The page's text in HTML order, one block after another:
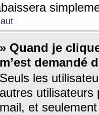
» Quand je
m’est demandé
Seuls les
autres utilisateurs
mail, et